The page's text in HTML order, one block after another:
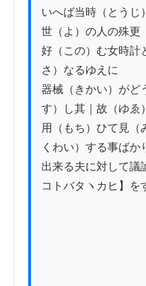
いへば当時（とうじ
世（よ）の人の殊更
好（この）む女時計
さ）なるゆえに
器械（きかい）がど
す）し其｜故（ゆゑ
用（もち）ひて見（
くわい）する事ばか
出来る夫に対して議
コトバタヽカヒ】を